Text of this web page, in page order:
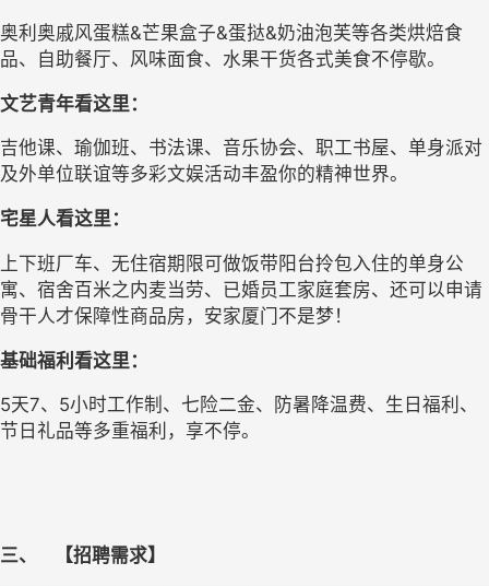
奥利奥戚风蛋糕&芒果盒子&蛋挞&奶油泡芙等各类烘焙食
品、自助餐厅、风味面食、水果干货各式美食不停歇。
文艺青年看这里：
吉他课、瑜伽班、书法课、音乐协会、职工书屋、单身派对
及外单位联谊等多彩文娱活动丰盈你的精神世界。
宅星人看这里：
上下班厂车、无住宿期限可做饭带阳台拎包入住的单身公
寓、宿舍百米之内麦当劳、已婚员工家庭套房、还可以申请
骨干人才保障性商品房，安家厦门不是梦！
基础福利看这里：
5天7、5小时工作制、七险二金、防暑降温费、生日福利、
节日礼品等多重福利，享不停。
三、 【招聘需求】